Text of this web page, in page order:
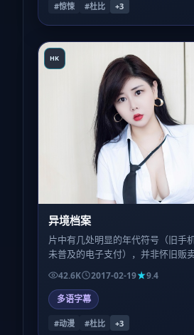
#惊悚 #杜比 +3
HK
异境档案
片中有几处明显的年代符号（旧手
未普及的电子支付），并非怀旧贩
键误会「只能发生在那个时代」成立
42.6K 2017-02-19
9.4
多语字幕
#动漫 #杜比 +3